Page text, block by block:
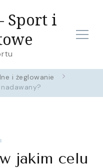
Sport i
i żeglowanie
jakim celu